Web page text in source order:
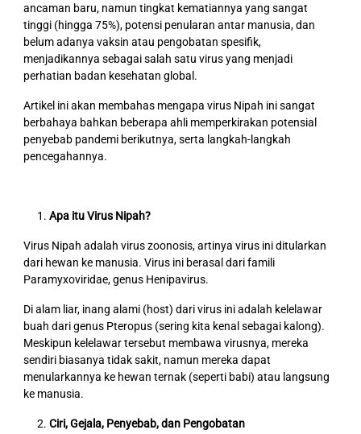
ancaman baru, namun tingkat kematiannya yang sangat
tinggi (hingga 75%), potensi penularan antar manusia, dan
belum adanya vaksin atau pengobatan spesifik,
menjadikannya sebagai salah satu virus yang menjadi
perhatian badan kesehatan global.
Artikel ini akan membahas mengapa virus Nipah ini sangat
berbahaya bahkan beberapa ahli memperkirakan potensial
penyebab pandemi berikutnya, serta langkah-langkah
pencegahannya.
Apa itu Virus Nipah?
Virus Nipah adalah virus zoonosis, artinya virus ini ditularkan
dari hewan ke manusia. Virus ini berasal dari famili
Paramyxoviridae, genus Henipavirus.
Di alam liar, inang alami (host) dari virus ini adalah kelelawar
buah dari genus Pteropus (sering kita kenal sebagai kalong).
Meskipun kelelawar tersebut membawa virusnya, mereka
sendiri biasanya tidak sakit, namun mereka dapat
menularkannya ke hewan ternak (seperti babi) atau langsung
ke manusia.
Ciri, Gejala, Penyebab, dan Pengobatan